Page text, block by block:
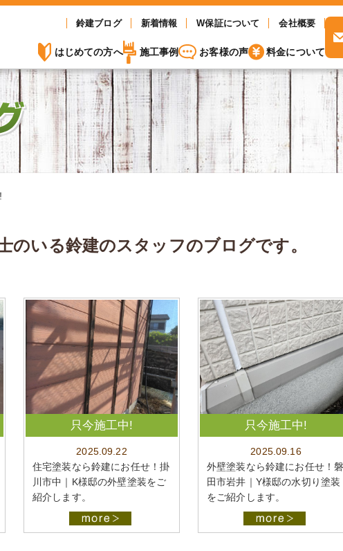
鈴建ブログ 新着情報 W保証について 会社概要
はじめての方へ 施工事例 お客様の声 料金について
のいる鈴建のスタッフのブログです。
只今施工中!
2025.09.22
住宅塗装なら鈴建にお任せ！掛
川市中｜K様邸の外壁塗装をご
紹介します。
只今施工中!
2025.09.16
外壁塗装なら鈴建にお任せ！
田市岩井｜Y様邸の水切り塗装
をご紹介します。